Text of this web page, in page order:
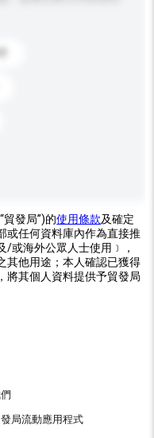
發局”)的使用條款及確定
或任何資料庫內作為直接推
/或海外公眾人士使用﹞，
其他用途；本人確認已獲得
將其個人資料提供予貿發局
局流動應用程式